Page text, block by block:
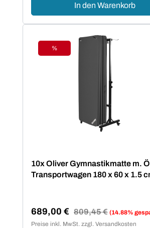
In den Warenkorb
Rabatt
%
10x Oliver Gymnastikmatte m. Ösen u.
Transportwagen 180 x 60 x 1.5
Verkaufspreis:
689,00 € Regulärer Preis:
809,45 € (14.88%
Preise inkl. MwSt. zzgl. Versandkosten